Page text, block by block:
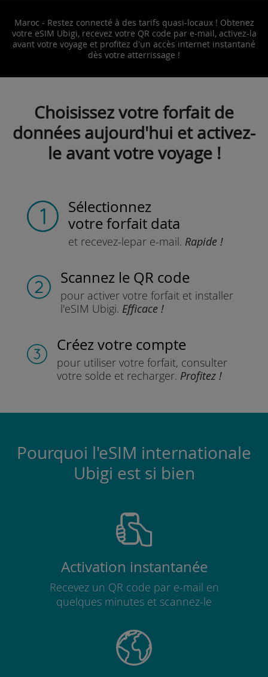
Maroc - Restez connecté à des tarifs quasi-locaux ! Obtenez
votre eSIM Ubigi, recevez votre QR code par e-mail, activez-la
avant votre voyage et profitez d'un accès internet instantané
dès votre atterrissage !
Choisissez votre forfait de
données aujourd'hui et activez-
le avant votre voyage !
Sélectionnez
votre forfait data
et recevez-lepar e-mail. Rapide !
Scannez le QR code
pour activer votre forfaitet installer
l'eSIM Ubigi. Efficace !
Créez votre compte
pour utiliser votre forfait, consulter
votre solde et recharger. Profitez !
Pourquoi l'eSIM internationale
Ubigi est si bien
Activation instantanée
Recevez un QR code par e-mail en
quelques minutes et scannez-le